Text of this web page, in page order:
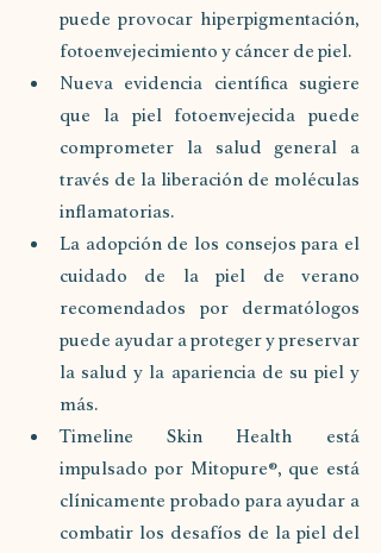
puede provocar hiperpigmentación,
fotoenvejecimiento y cáncer de piel.
Nueva evidencia científica sugiere
que la piel fotoenvejecida puede
comprometer la salud general a
través de la liberación de moléculas
inflamatorias.
La adopción de los consejos para el
cuidado de la piel de verano
recomendados por dermatólogos
puede ayudar a proteger y preservar
la salud y la apariencia de su piel y
más.
Timeline Skin Health está
impulsado por Mitopure®, que está
clínicamente probado para ayudar a
combatir los desafíos de la piel del